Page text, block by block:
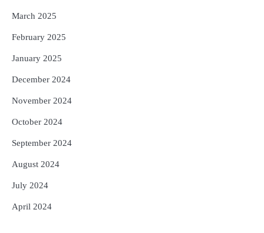
March 2025
February 2025
January 2025
December 2024
November 2024
October 2024
September 2024
August 2024
July 2024
April 2024